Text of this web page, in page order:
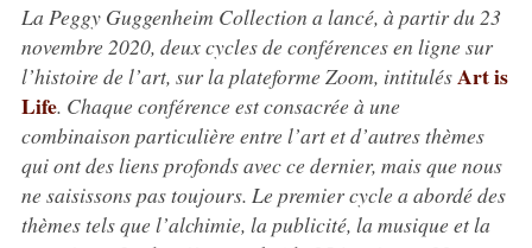
La Peggy Guggenheim Collection a lancé, à partir du 23
novembre 2020, deux cycles de conférences en ligne sur
l’histoire de l’art, sur la plateforme Zoom, intitulésArt is
Life. Chaque conférence est consacrée à une
combinaison particulière entre l’art et d’autres thèmes
qui ont des liens profonds avec ce dernier, mais que nous
ne saisissons pas toujours. Le premier cycle a abordé des
thèmes tels que l’alchimie, la publicité, la musique et la